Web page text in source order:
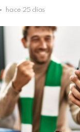
hace 25 días